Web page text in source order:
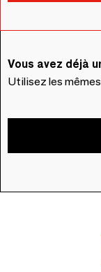
Vous avez déjà
Utilisez les